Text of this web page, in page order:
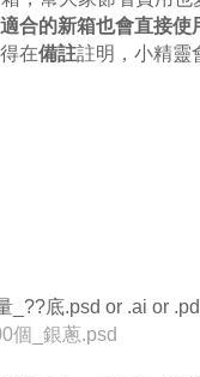
合的新箱也會直接使
在備註註明，小精靈
_??底.psd or .ai or
個_銀蔥.psd